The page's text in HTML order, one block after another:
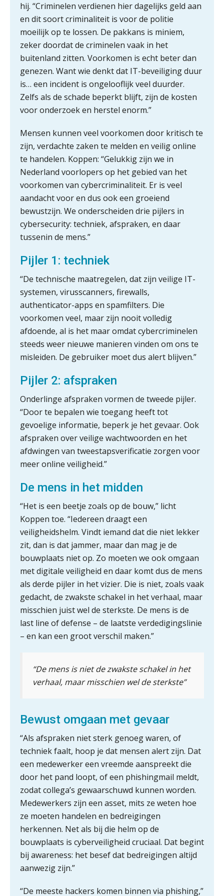
hij. “Criminelen verdienen hier dagelijks geld aan
en dit soort criminaliteit is voor de politie
moeilijk op te lossen. De pakkans is miniem,
zeker doordat de criminelen vaak in het
buitenland zitten. Voorkomen is echt beter dan
genezen. Want wie denkt dat IT-beveiliging duur
is… een incident is ongelooflijk veel duurder.
Zelfs als de schade beperkt blijft, zijn de kosten
voor onderzoek en herstel enorm.”
Mensen kunnen veel voorkomen door kritisch te
zijn, verdachte zaken te melden en veilig online
te handelen. Koppen: “Gelukkig zijn we in
Nederland voorlopers op het gebied van het
voorkomen van cybercriminaliteit. Er is veel
aandacht voor en dus ook een groeiend
bewustzijn. We onderscheiden drie pijlers in
cybersecurity: techniek, afspraken, en daar
tussenin de mens.”
Pijler 1: techniek
“De technische maatregelen, dat zijn veilige IT-
systemen, virusscanners, firewalls,
authenticator-apps en spamfilters. Die
voorkomen veel, maar zijn nooit volledig
afdoende, al is het maar omdat cybercriminelen
steeds weer nieuwe manieren vinden om ons te
misleiden. De gebruiker moet dus alert blijven.”
Pijler 2: afspraken
Onderlinge afspraken vormen de tweede pijler.
“Door te bepalen wie toegang heeft tot
gevoelige informatie, beperk je het gevaar. Ook
afspraken over veilige wachtwoorden en het
afdwingen van tweestapsverificatie zorgen voor
meer online veiligheid.”
De mens in het midden
“Het is een beetje zoals op de bouw,” licht
Koppen toe. “Iedereen draagt een
veiligheidshelm. Vindt iemand dat die niet lekker
zit, dan is dat jammer, maar dan mag je de
bouwplaats niet op. Zo moeten we ook omgaan
met digitale veiligheid en daar komt dus de mens
als derde pijler in het vizier. Die is niet, zoals vaak
gedacht, de zwakste schakel in het verhaal, maar
misschien juist wel de sterkste. De mens is de
last line of defense – de laatste verdedigingslinie
– en kan een groot verschil maken.”
“De mens is niet de zwakste schakel in het
verhaal, maar misschien wel de sterkste”
Bewust omgaan met gevaar
“Als afspraken niet sterk genoeg waren, of
techniek faalt, hoop je dat mensen alert zijn. Dat
een medewerker een vreemde aanspreekt die
door het pand loopt, of een phishingmail meldt,
zodat collega’s gewaarschuwd kunnen worden.
Medewerkers zijn een asset, mits ze weten hoe
ze moeten handelen en bedreigingen
herkennen. Net als bij die helm op de
bouwplaats is cyberveiligheid cruciaal. Dat begint
bij awareness: het besef dat bedreigingen altijd
aanwezig zijn.”
“De meeste hackers komen binnen via phishing,”
ICT & AI | “Slim automatiseren begint
bij gedrag”
Private equity in accountancy: drie
spanningsvelden die het vak
veranderen
ICT & AI | “Wie bewust kiest, kiest
voor toekomstbestendigheid”
ICT & AI | Waarom inzicht nog geen
advies is
Dashboard voor
één overzicht
De vijf grootste uitdagingen in
capaciteitsplanning
Yousri Mandour: “Verandering begint
waar het schuurt”
Wie is de eerste? De AI-revolutie
waar elk kantoor op wacht.
Hoe snellere straatjes het zicht op
ondernemers in het mkb’
Waarom een VOF-contract net zo
belangrijk is als het zakelijk plan zelf
Waarom jouw klant sneller
antwoordt via een app dan via de
iXBRL controleren: wanneer moet
het, en waar let je op?
vastgoedbeleggingsfonds?
Ketenmachtigingen centraal beheren:
de autonome AI-boekhouder
De curator klopt aan: wat moet een
accountantskantoor afgeven bij een
faillissement van een klant?
Eenvoudig bankrekeningen koppelen
met Twinfield, Exact Online en
Snelstart
Van Mook: “Met Minox Focus wil ik
groeien naar twee keer zoveel
aantoonbare grip op KYC en de Wwft